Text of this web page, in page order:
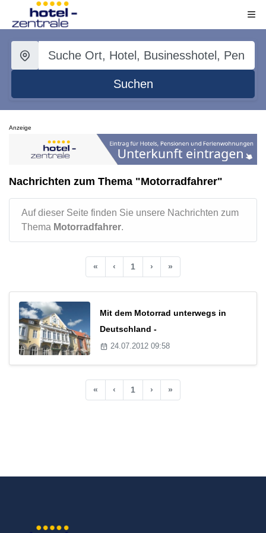
Suchen
Anzeige
Nachrichten zum Thema "Motorradfahrer"
Auf dieser Seite finden Sie unsere Nachrichten zum
Thema Motorradfahrer.
« ‹ 1 › »
Mit dem Motorrad unterwegs in
Deutschland -
24.07.2012 09:58
« ‹ 1 › »